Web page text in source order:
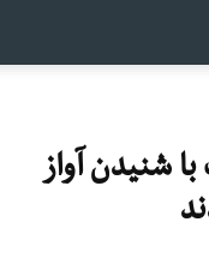
شنیدن آواز